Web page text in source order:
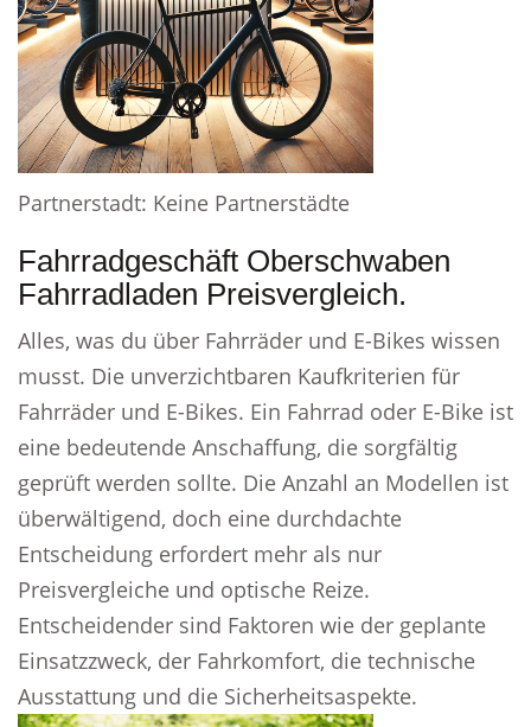
Partnerstadt: Keine Partnerstädte
Fahrradgeschäft Oberschwaben
Fahrradladen Preisvergleich.
Alles, was du über Fahrräder und E-Bikes wissen
musst. Die unverzichtbaren Kaufkriterien für
Fahrräder und E-Bikes. Ein Fahrrad oder E-Bike ist
eine bedeutende Anschaffung, die sorgfältig
geprüft werden sollte. Die Anzahl an Modellen ist
überwältigend, doch eine durchdachte
Entscheidung erfordert mehr als nur
Preisvergleiche und optische Reize.
Entscheidender sind Faktoren wie der geplante
Einsatzzweck, der Fahrkomfort, die technische
Ausstattung und die Sicherheitsaspekte.